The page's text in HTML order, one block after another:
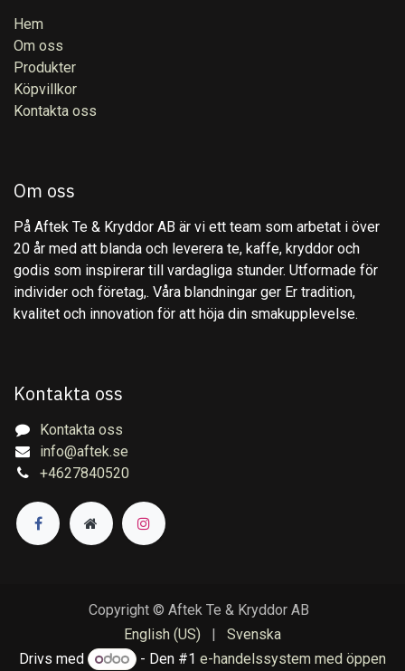
Hem
Om oss
Produkter
Köpvillkor
Kontakta oss
Om oss
På Aftek Te & Kryddor AB är vi ett team som arbetat i över
20 år med att blanda och leverera te, kaffe, kryddor och
godis som inspirerar till vardagliga stunder. Utformade för
individer och företag,. Våra blandningar ger Er tradition,
kvalitet och innovation för att höja din smakupplevelse.
Kontakta oss
Kontakta oss
info@aftek.se
+4627840520
Copyright © Aftek Te & Kryddor AB
English (US)
|
Svenska
Drivs med
- Den #1e-handelssystem med öppen